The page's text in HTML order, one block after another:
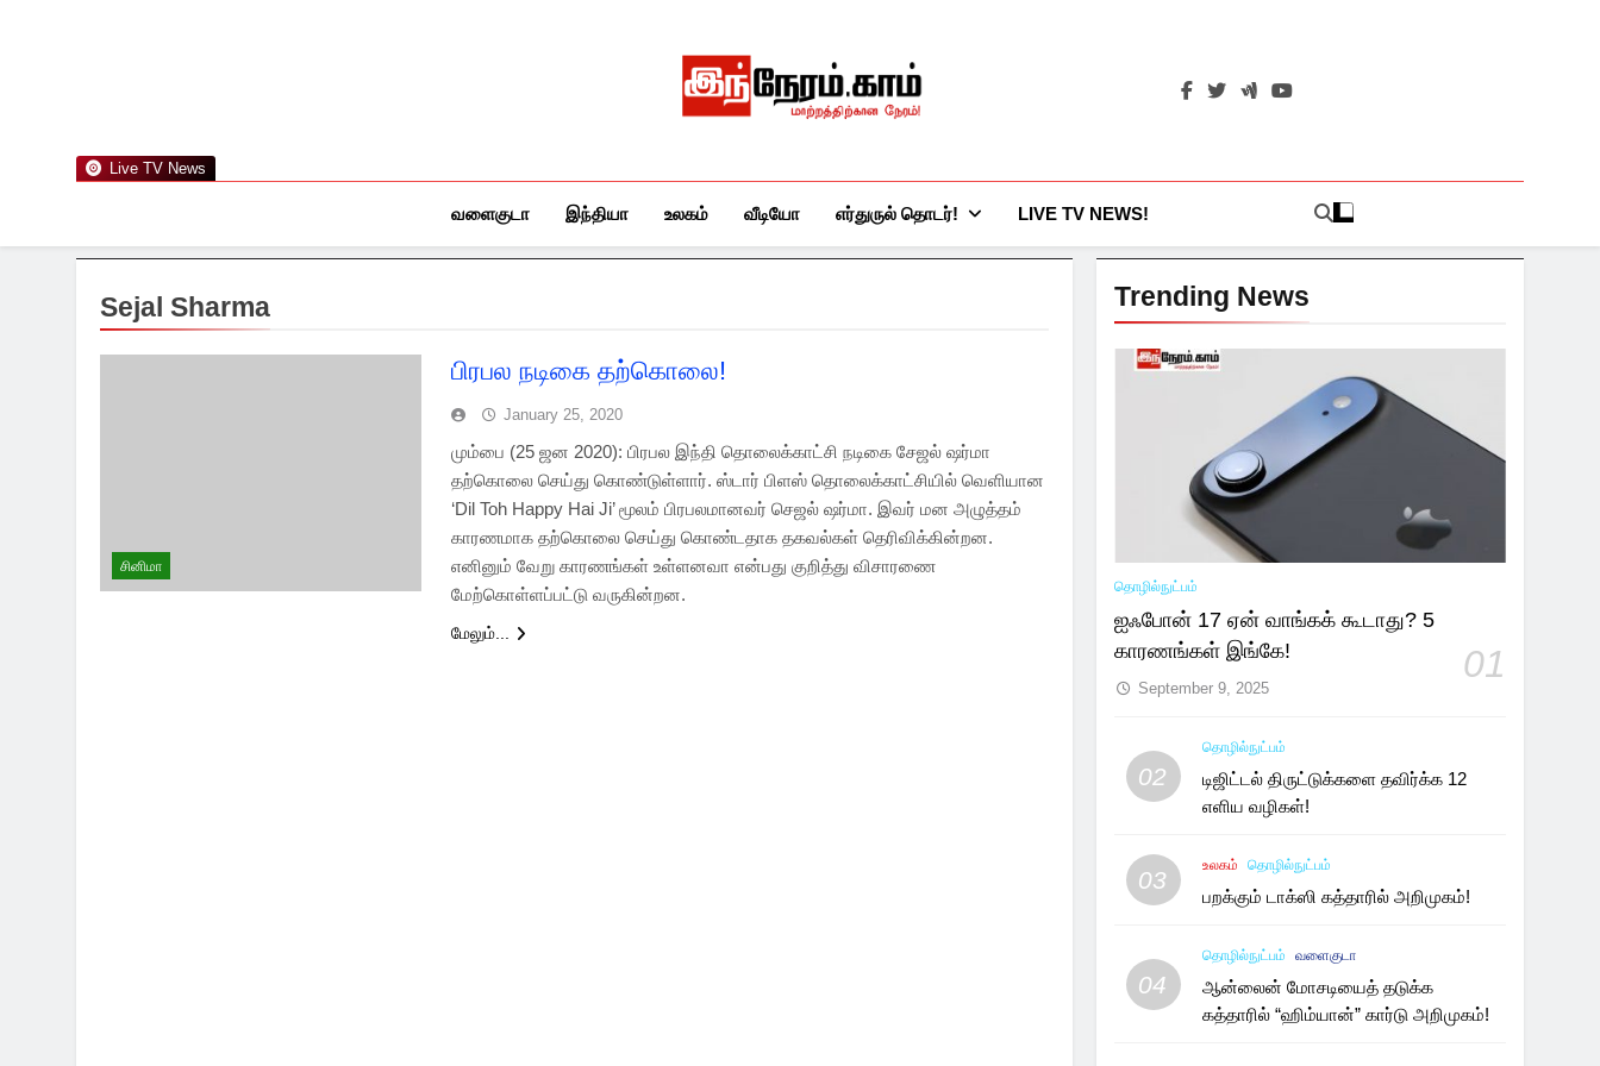
Live TV News இந்நேரம்.காம்
வளைகுடா இந்தியா உலகம் வீடியோ எர்துருல் தொடர்! LIVE TV NEWS!
Sejal Sharma
சினிமா
பிரபல நடிகை தற்கொலை!
January 25, 2020
மும்பை (25 ஜன 2020): பிரபல இந்தி தொலைக்காட்சி நடிகை சேஜல் ஷர்மா
தற்கொலை செய்து கொண்டுள்ளார். ஸ்டார் பிளஸ் தொலைக்காட்சியில் வெளியான
‘Dil Toh Happy Hai Ji’ மூலம் பிரபலமானவர் செஜல் ஷர்மா. இவர் மன அழுத்தம்
காரணமாக தற்கொலை செய்து கொண்டதாக தகவல்கள் தெரிவிக்கின்றன.
எனினும் வேறு காரணங்கள் உள்ளனவா என்பது குறித்து விசாரணை
மேற்கொள்ளப்பட்டு வருகின்றன.
மேலும்...
Trending News
தொழில்நுட்பம்
ஐஃபோன் 17 ஏன் வாங்கக் கூடாது? 5
காரணங்கள் இங்கே!
01
September 9, 2025
02
தொழில்நுட்பம்
டிஜிட்டல் திருட்டுக்களை தவிர்க்க 12
எளிய வழிகள்!
03
உலகம் தொழில்நுட்பம்
பறக்கும் டாக்ஸி கத்தாரில் அறிமுகம்!
04
தொழில்நுட்பம் வளைகுடா
ஆன்லைன் மோசடியைத் தடுக்க
கத்தாரில் “ஹிம்யான்” கார்டு அறிமுகம்!